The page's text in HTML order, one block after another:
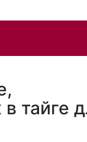
тайге